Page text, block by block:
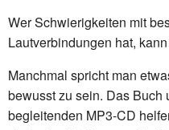
Wer Schwierigkeiten mit
Lautverbindungen hat,
Manchmal spricht man
bewusst zu sein. Das
begleitenden MP3-CD